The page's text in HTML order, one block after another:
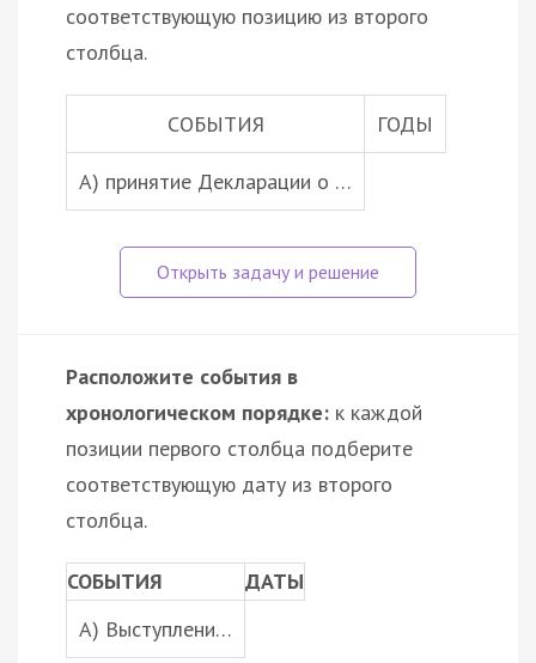
соответствующую позицию из второго
столбца.
СОБЫТИЯ ГОДЫ
A) принятие Декларации о …
Расположите события в
хронологическом порядке: к каждой
позиции первого столбца подберите
соответствующую дату из второго
столбца.
СОБЫТИЯ
ДАТЫ
A) Выступлени…